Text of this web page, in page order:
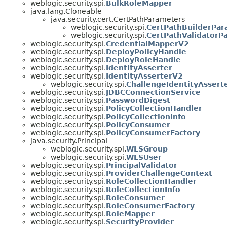
weblogic.security.spi.BulkRoleMapper
java.lang.Cloneable
java.security.cert.CertPathParameters
weblogic.security.spi.
weblogic.security.spi.
weblogic.security.spi.CredentialMapperV2
weblogic.security.spi.DeployPolicyHandle
weblogic.security.spi.DeployRoleHandle
weblogic.security.spi.IdentityAsserter
weblogic.security.spi.IdentityAsserterV2
weblogic.security.spi.
weblogic.security.spi.JDBCConnectionService
weblogic.security.spi.PasswordDigest
weblogic.security.spi.PolicyCollectionHandler
weblogic.security.spi.PolicyCollectionInfo
weblogic.security.spi.PolicyConsumer
weblogic.security.spi.PolicyConsumerFactory
java.security.Principal
weblogic.security.spi.WLSGroup
weblogic.security.spi.WLSUser
weblogic.security.spi.PrincipalValidator
weblogic.security.spi.ProviderChallengeContext
weblogic.security.spi.RoleCollectionHandler
weblogic.security.spi.RoleCollectionInfo
weblogic.security.spi.RoleConsumer
weblogic.security.spi.RoleConsumerFactory
weblogic.security.spi.RoleMapper
weblogic.security.spi.SecurityProvider